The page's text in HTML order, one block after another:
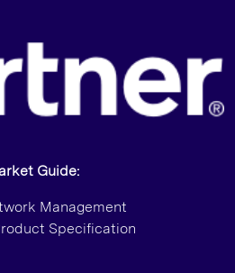
Guide:
Management
Specification